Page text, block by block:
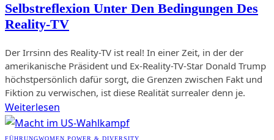
Selbstreflexion Unter Den Bedingungen Des
Reality-TV
Der Irrsinn des Reality-TV ist real! In einer Zeit, in der der
amerikanische Präsident und Ex-Reality-TV-Star Donald Trump
höchstpersönlich dafür sorgt, die Grenzen zwischen Fakt und
Fiktion zu verwischen, ist diese Realität surrealer denn je.
Weiterlesen